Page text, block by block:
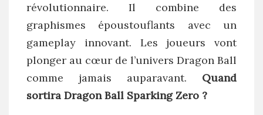
révolutionnaire. Il combine des
graphismes époustouflants avec un
gameplay innovant. Les joueurs vont
plonger au cœur de l’univers Dragon Ball
comme jamais auparavant. Quand
sortira Dragon Ball Sparking Zero ?